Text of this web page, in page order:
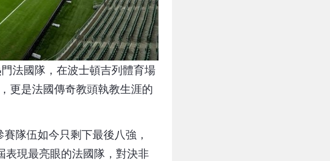
法國隊，在波士頓吉列體育場
更是法國傳奇教頭執教生涯的
隊伍如今只剩下最後八強，
現最亮眼的法國隊，對決非